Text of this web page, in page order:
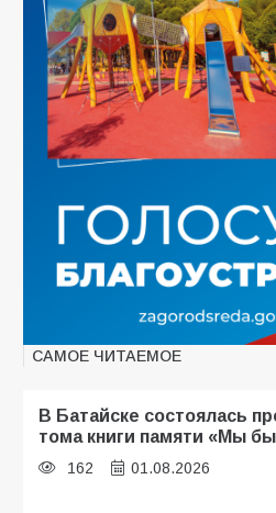
САМОЕ ЧИТАЕМОЕ
В Батайске состоялась
тома книги памяти «Мы
162 01.08.2026